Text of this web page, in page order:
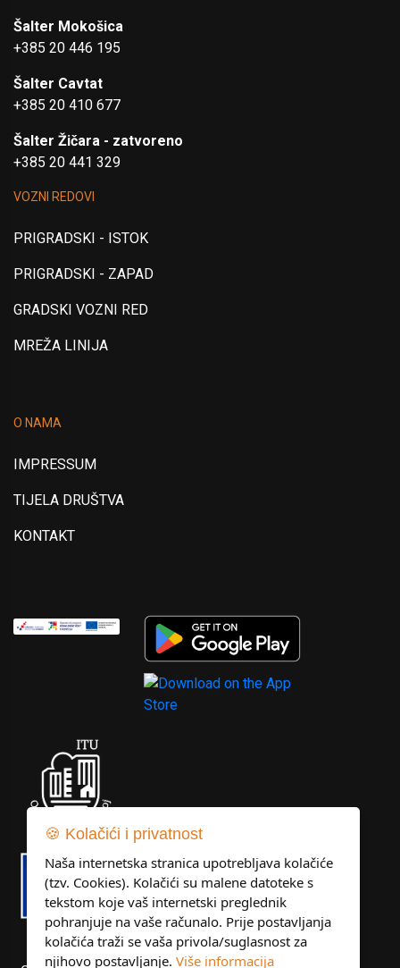
Šalter Mokošica
+385 20 446 195
Šalter Cavtat
+385 20 410 677
Šalter Žičara - zatvoreno
+385 20 441 329
VOZNI REDOVI
PRIGRADSKI - ISTOK
PRIGRADSKI - ZAPAD
GRADSKI VOZNI RED
MREŽA LINIJA
O NAMA
IMPRESSUM
TIJELA DRUŠTVA
KONTAKT
🍪 Kolačići i privatnost
Naša internetska stranica upotrebljava kolačiće
(tzv. Cookies). Kolačići su malene datoteke s
tekstom koje vaš internetski preglednik
pohranjuje na vaše računalo. Prije postavljanja
kolačića traži se vaša privola/suglasnost za
njihovo postavljanje. Više informacija